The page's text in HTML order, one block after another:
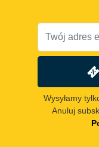
Wysyłamy
Anuluj